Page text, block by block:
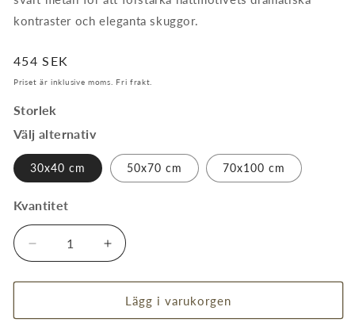
kontraster och eleganta skuggor.
Ordinarie
pris
454 SEK
Priset är inklusive moms. Fri frakt.
Storlek
Välj alternativ
30x40 cm 50x70 cm 70x100 cm
Kvantitet
Kvantitet
Minska
kvantitet
för
Domkyrka
Öka
kvantitet
för
Uppsala
Domkyrka
Lägg i varukorgen